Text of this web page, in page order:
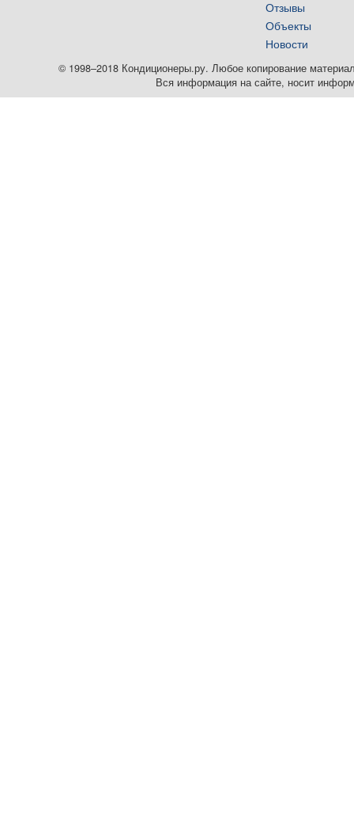
Отзывы
Объекты
Новости
© 1998–2018 Кондиционеры.ру. Любое копирование
Вся информация на сайте, носит